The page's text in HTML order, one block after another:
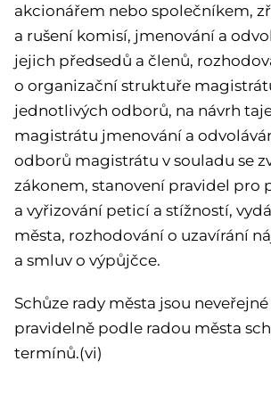
akcionářem nebo společníkem,
a rušení komisí, jmenování a
jejich předsedů a členů,
o organizační struktuře
jednotlivých odborů, na návrh
magistrátu jmenování a
odborů magistrátu v souladu se
zákonem, stanovení pravidel pro
a vyřizování peticí a stížností,
města, rozhodování o uzavírání
a smluv o výpůjčce.
Schůze rady města jsou
pravidelně podle radou města
termínů.(vi)